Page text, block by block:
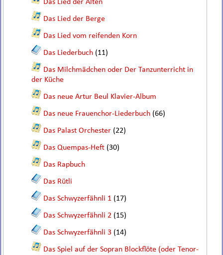
Das Lied der Alten
Das Lied der Berge
Das Lied vom reifenden Korn
Das Liederbuch (11)
Das Milchmädchen oder Der Tanzunterricht in
der Küche
Das neue Artur Beul Klavier-Album
Das neue Frauenchor-Liederbuch (66)
Das Palast Orchester (22)
Das Quempas-Heft (30)
Das Rapbuch
Das Rütli
Das Schwyzerfähnli 1 (17)
Das Schwyzerfähnli 2 (15)
Das Schwyzerfähnli 3 (14)
Das Spiel auf der Sopran Blockflöte (oder Tenor-